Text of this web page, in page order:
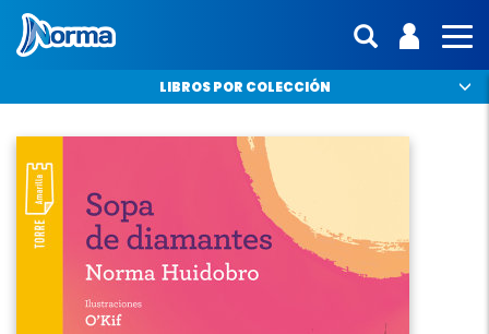
Mostras
ENTRA |
LIBROS POR COLECCIÓN